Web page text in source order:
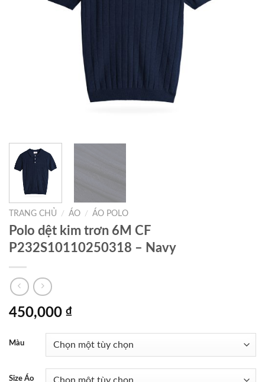
TRANG CHỦ / ÁO / ÁO POLO
Polo dệt kim trơn 6M CF
P232S10110250318 – Navy
450,000 ₫
Màu
Size Áo